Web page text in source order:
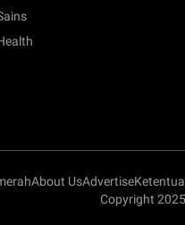
About UsAdvertise
Copyright 2025